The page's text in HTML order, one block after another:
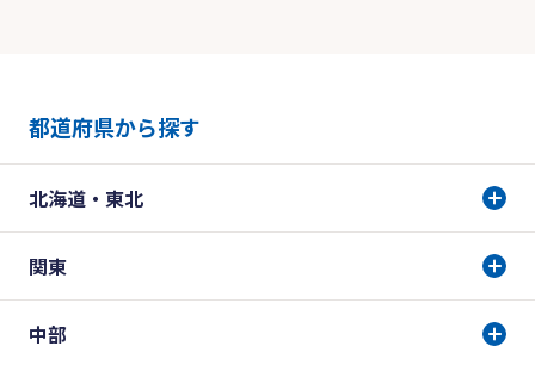
都道府県から探す
北海道・東北
関東
中部